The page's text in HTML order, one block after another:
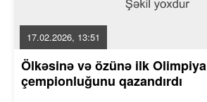
17.02.2026, 13:51
Ölkəsinə və özünə ilk Olimpiya
çempionluğunu qazandırdı